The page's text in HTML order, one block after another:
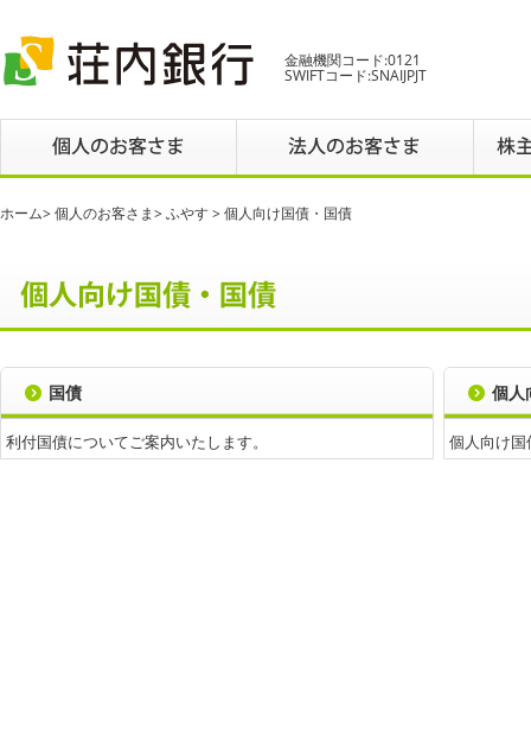
金融機関コード:0121
SWIFTコード:SNAIJPJT
ホーム>個人のお客さま>ふやす> 個人向け国債・国債
国債
利付国債についてご案内いたします。
個人
個人向け